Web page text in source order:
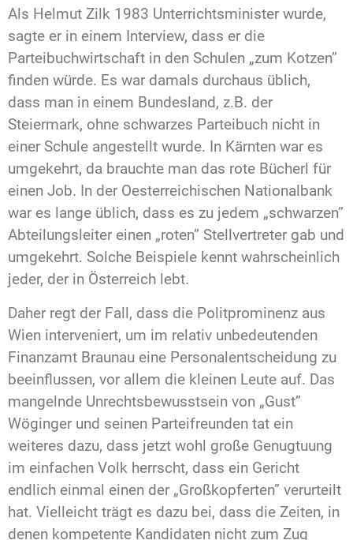
Als Helmut Zilk 1983 Unterrichtsminister wurde,
sagte er in einem Interview, dass er die
Parteibuchwirtschaft in den Schulen „zum Kotzen”
finden würde. Es war damals durchaus üblich,
dass man in einem Bundesland, z.B. der
Steiermark, ohne schwarzes Parteibuch nicht in
einer Schule angestellt wurde. In Kärnten war es
umgekehrt, da brauchte man das rote Bücherl für
einen Job. In der Oesterreichischen Nationalbank
war es lange üblich, dass es zu jedem „schwarzen”
Abteilungsleiter einen „roten” Stellvertreter gab und
umgekehrt. Solche Beispiele kennt wahrscheinlich
jeder, der in Österreich lebt.
Daher regt der Fall, dass die Politprominenz aus
Wien interveniert, um im relativ unbedeutenden
Finanzamt Braunau eine Personalentscheidung zu
beeinflussen, vor allem die kleinen Leute auf. Das
mangelnde Unrechtsbewusstsein von „Gust”
Wöginger und seinen Parteifreunden tat ein
weiteres dazu, dass jetzt wohl große Genugtuung
im einfachen Volk herrscht, dass ein Gericht
endlich einmal einen der „Großkopferten” verurteilt
hat. Vielleicht trägt es dazu bei, dass die Zeiten, in
denen kompetente Kandidaten nicht zum Zug